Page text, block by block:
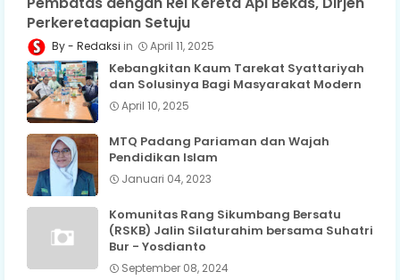
Perkeretaapian Setuju
Redaksi April 11, 2025
Kebangkitan Kaum Tarekat Syattariyah
dan Solusinya Bagi Masyarakat Modern
April 10, 2025
MTQ Padang Pariaman dan Wajah
Pendidikan Islam
Januari 04, 2023
Komunitas Rang Sikumbang Bersatu
(RSKB) Jalin Silaturahim bersama Suhatri
Bur - Yosdianto
September 08, 2024